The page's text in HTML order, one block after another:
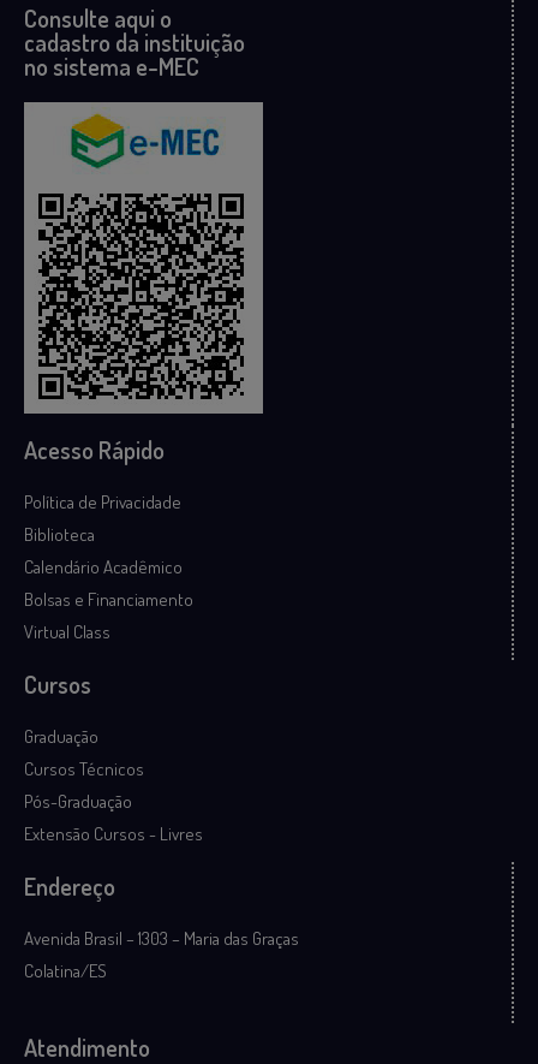
Consulte aqui o
cadastro da instituição
no sistema e-MEC
Acesso Rápido
Política de Privacidade
Biblioteca
Calendário Acadêmico
Bolsas e Financiamento
Virtual Class
Cursos
Graduação
Cursos Técnicos
Pós-Graduação
Extensão Cursos - Livres
Endereço
Avenida Brasil – 1303 – Maria das Graças
Colatina/ES
Atendimento